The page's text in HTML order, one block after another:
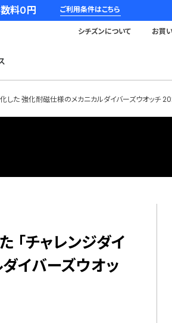
料０円 ご利用条件はこちら
シチズンについて お買
化した 強化耐磁仕様のメカニカルダイバーズウオッチ
「チャレンジダイ
イバーズウオッ